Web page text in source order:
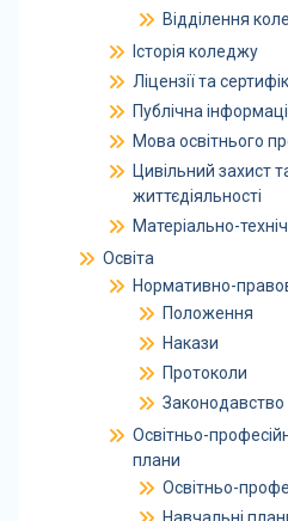
Відділення
Історія коледжу
Ліцензії та
Публічна
Мова освітнього
Цивільний захист
життєдіяльності
Матеріально-
Освіта
Нормативно-
Положення
Накази
Протоколи
Законодавство
Освітньо-
плани
Освітньо-